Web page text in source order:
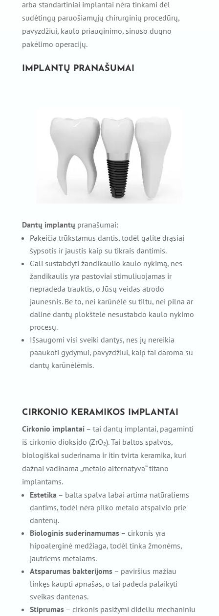
arba standartiniai implantai nėra tinkami dėl
sudėtingų paruošiamųjų chirurginių procedūrų,
pavyzdžiui, kaulo priauginimo, sinuso dugno
pakėlimo operacijų.
IMPLANTŲ PRANAŠUMAI
Dantų implantų pranašumai:
Pakeičia trūkstamus dantis, todėl galite drąsiai
šypsotis ir jaustis kaip su tikrais dantimis.
Gali sustabdyti žandikaulio kaulo nykimą, nes
žandikaulis yra pastoviai stimuliuojamas ir
nepradeda trauktis, o Jūsų veidas atrodo
jaunesnis. Be to, nei karūnėlė su tiltu, nei pilna ar
dalinė dantų plokštelė nesustabdo kaulo nykimo
procesų.
Išsaugomi visi sveiki dantys, nes jų nereikia
paaukoti gydymui, pavyzdžiui, kaip tai daroma su
dantų karūnėlėmis.
CIRKONIO KERAMIKOS IMPLANTAI
Cirkonio implantai– tai dantų implantai, pagaminti
iš cirkonio dioksido (ZrO₂). Tai baltos spalvos,
biologiškai suderinama ir itin tvirta keramika, kuri
dažnai vadinama „metalo alternatyva“ titano
implantams.
Estetika – balta spalva labai artima natūraliems
dantims, todėl nėra pilko metalo atspalvio prie
dantenų.
Biologinis suderinamumas– cirkonis yra
hipoalerginė medžiaga, todėl tinka žmonėms,
jautriems metalams.
Atsparumas bakterijoms– paviršius mažiau
linkęs kaupti apnašas, o tai padeda palaikyti
sveikas dantenas.
Stiprumas– cirkonis pasižymi dideliu mechaniniu